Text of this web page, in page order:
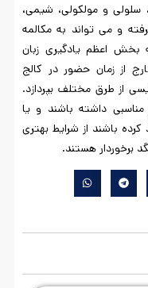
سلولی و مولکولی، شیمی،
و می تواند به مکالمه
بخش اعظم یادگیری زبان
از زمان حضور در کالج
از طرق مختلف بپردازد.
داشته باشند و یا
باشند از شرایط بهتری
برخوردار هستند.